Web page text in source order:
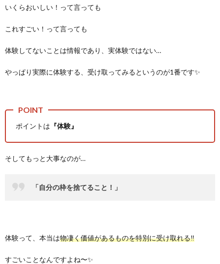
いくらおいしい！って言っても
これすごい！って言っても
体験してないことは情報であり、実体験ではない…
やっぱり実際に体験する、受け取ってみるというのが1番です✨
ポイントは 『体験』
そしてもっと大事なのが…
「自分の枠を捨てること！」
体験って、本当は物凄く価値があるものを特別に受け取れる‼️
すごいことなんですよね〜✨